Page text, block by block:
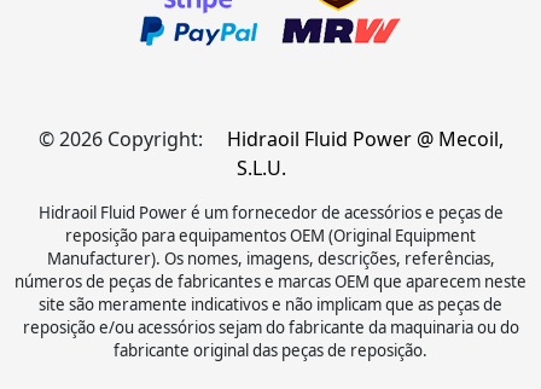
© 2026 Copyright:
Hidraoil Fluid Power @ Mecoil,
S.L.U.
Hidraoil Fluid Power é um fornecedor de acessórios e peças de
reposição para equipamentos OEM (Original Equipment
Manufacturer). Os nomes, imagens, descrições, referências,
números de peças de fabricantes e marcas OEM que aparecem neste
site são meramente indicativos e não implicam que as peças de
reposição e/ou acessórios sejam do fabricante da maquinaria ou do
fabricante original das peças de reposição.